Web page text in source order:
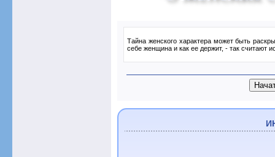
Тайна женского характера может быть
себе женщина и как ее держит, - так считают